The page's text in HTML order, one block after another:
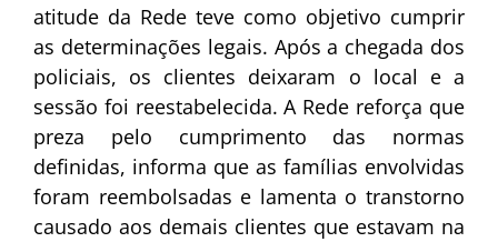
atitude da Rede teve como objetivo cumprir
as determinações legais. Após a chegada dos
policiais, os clientes deixaram o local e a
sessão foi reestabelecida. A Rede reforça que
preza pelo cumprimento das normas
definidas, informa que as famílias envolvidas
foram reembolsadas e lamenta o transtorno
causado aos demais clientes que estavam na